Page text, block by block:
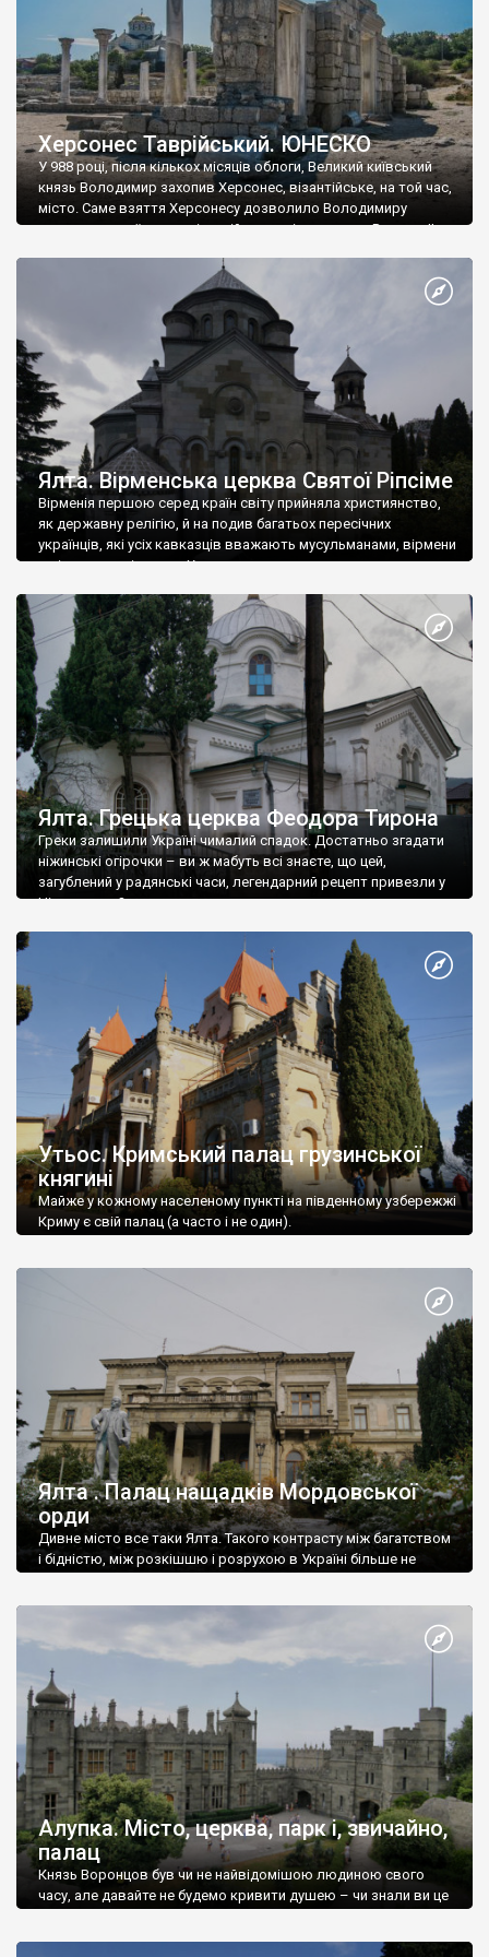
Херсонес Таврійський. ЮНЕСКО
У 988 році, після кількох місяців облоги, Великий київський
князь Володимир захопив Херсонес, візантійське, на той час,
місто. Саме взяття Херсонесу дозволило Володимиру
диктувати свої умови візантійському імператору Василю ІІ, та
Херсонесі Володимир-язичник, став Василем-християнином.
А потім було Хрещення Русі. На честь Херсонесу Таврійського
Ялта. Вірменська церква Святої Ріпсіме
Вірменія першою серед країн світу прийняла християнство,
як державну релігію, й на подив багатьох пересічних
українців, які усіх кавказців вважають мусульманами, вірмени
є відданими вірянами Христа
Ялта. Грецька церква Феодора Тирона
Греки залишили Україні чималий спадок. Достатньо згадати
ніжинські огірочки – ви ж мабуть всі знаєте, що цей,
загублений у радянські часи, легендарний рецепт привезли у
Ніжин греки?
Утьос. Кримський палац грузинської
княгині
Майже у кожному населеному пункті на південному узбережжі
Криму є свій палац (а часто і не один).
Ялта . Палац нащадків Мордовської
орди
Дивне місто все таки Ялта. Такого контрасту між багатством
і бідністю, між розкішшю і розрухою в Україні більше не
Алупка. Місто, церква, парк і, звичайно,
палац
Князь Воронцов був чи не найвідомішою людиною свого
часу, але давайте не будемо кривити душею – чи знали ви це